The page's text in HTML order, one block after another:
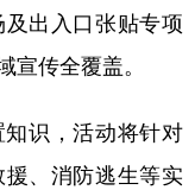
出入口张贴专项
传全覆盖。
识，活动将针对
、消防逃生等实